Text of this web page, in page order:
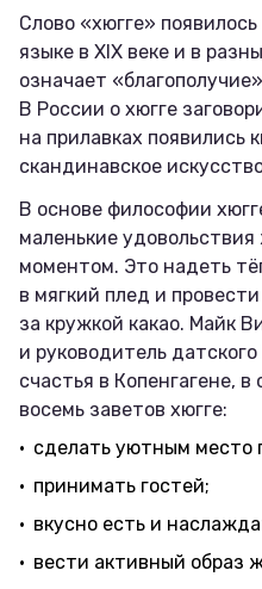
Слово «хюгге»
языке в XIX веке и в
означает
В России о хюгге
на прилавках появились
скандинавское
В основе философии
маленькие
моментом. Это надеть
в мягкий плед и
за кружкой какао. Майк
и руководитель
счастья в Копенгагене,
восемь заветов хюгге:
сделать уютным место
принимать гостей;
вкусно есть и
вести активный образ